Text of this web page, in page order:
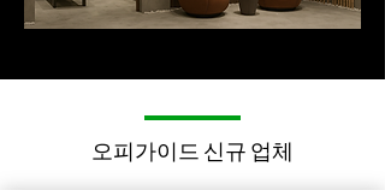
오피가이드 신규 업체